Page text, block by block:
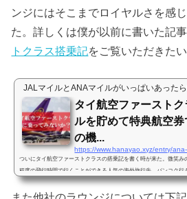
ンジにはそこまでロイヤルさを感
た。詳しくは僕が以前に書いた記事
トクラス搭乗記をご覧いただきたい
JALマイルとANAマイルがいっぱいあった
タイ航空ファースト
ルを貯めて特典航空
の機...
https://www.hanayao.xyz/entry/
ついにタイ航空ファーストクラスの搭乗記を書く時が来た。微笑み
程度の飛行時間で行くことができる人気の海外旅行先。バンコク行
Airways）が真っ先に浮かぶ。タイ航空はアジアの航空会社の中で
われ旅行客にも人気が高い。特に日本-バンコク間に就航するタイ